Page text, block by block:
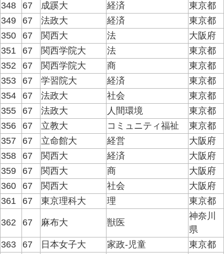
348
67 成蹊大 経済
東京都
349
67 法政大 経済
東京都
350
67 関西大 法
大阪府
351
67 関西学院大 法
東京都
352
67 関西学院大 商
東京都
353
67 学習院大 経済
東京都
354
67 法政大 社会
東京都
355
67 法政大 人間環境
東京都
356
67 立教大 コミュニティ福祉
東京都
357
67 立命館大 経営
大阪府
358
67 関西大 経済
大阪府
359
67 関西大 商
大阪府
360
67 関西大 社会
大阪府
361
67 東京理科大 理 東京都
362 67 麻布大 獣医
神奈川
県
363
67 日本女子大 家政-児童
東京都